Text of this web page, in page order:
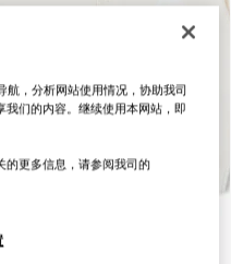
，分析网站使用情况，协助我司
们的内容。继续使用本网站，即
的更多信息，请参阅我司的